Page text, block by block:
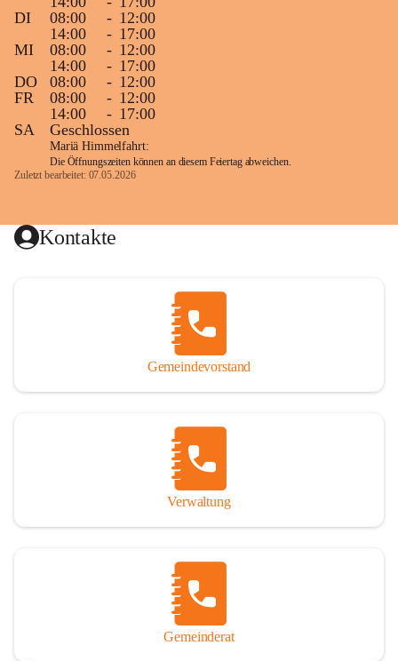
DI
08:00 - 12:00
14:00
- 17:00
MI
08:00 - 12:00
14:00
- 17:00
DO
08:00 - 12:00
FR
08:00 - 12:00
14:00
- 17:00
SA
Geschlossen
Mariä Himmelfahrt:
Die Öffnungszeiten können an diesem Feiertag abweichen.
Zuletzt bearbeitet: 07.05.2026
Kontakte
Gemeindevorstand
Verwaltung
Gemeinderat